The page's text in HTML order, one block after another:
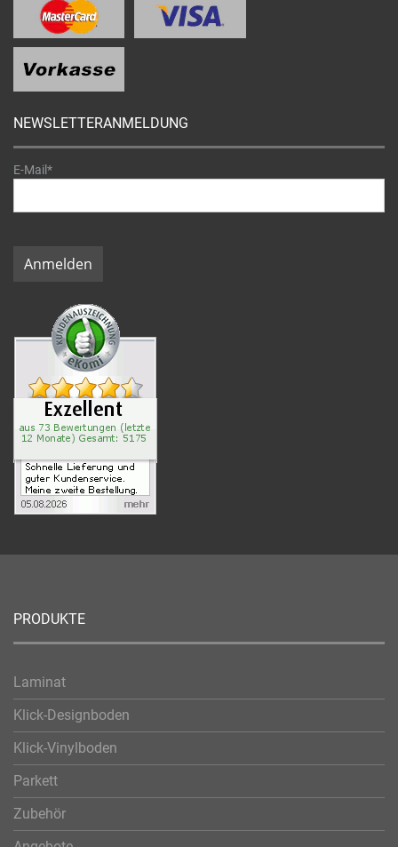
NEWSLETTERANMELDUNG
E-Mail*
Anmelden
PRODUKTE
Laminat
Klick-Designboden
Klick-Vinylboden
Parkett
Zubehör